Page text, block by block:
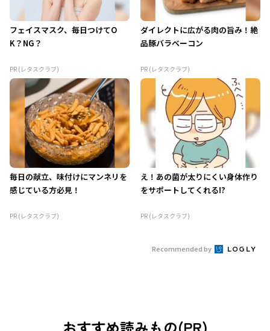
フェイスマスク、毎日つけてO
K？NG？
PR (レタスクラブ)
ダイレクトに広がる肉の旨み！絶
品豚バラベーコン
PR (レタスクラブ)
毎日の献立、味付けにマンネリを
感じている方必見！
PR (レタスクラブ)
え！あの菌が太りにくい身体作り
をサポートしてくれる!?
PR (レタスクラブ)
Recommended by